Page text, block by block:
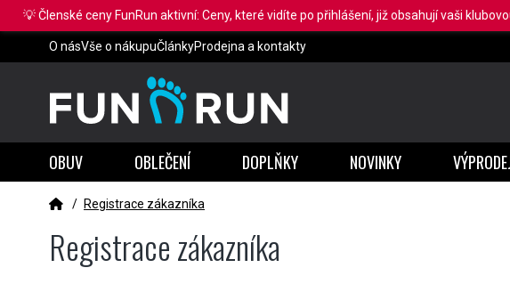
O násVše o nákupuČlánkyProdejna a kontakty
OBUV OBLEČENÍ DOPLŇKY NOVINKY
/ Registrace zákazníka
Registrace zákazníka
💡 Členské ceny FunRun aktivní: Ceny, které vidíte po přihlášení, již obsahují vaši